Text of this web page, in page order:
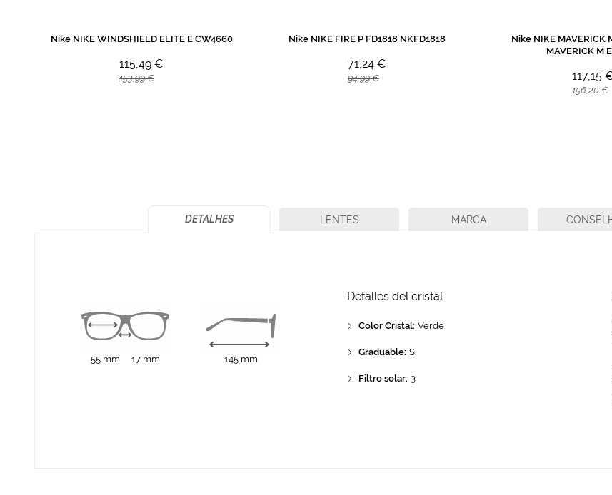
Nike NIKE WINDSHIELD ELITE E CW4660
115,49 €
153,99 €
Nike NIKE FIRE P FD1818 NKFD1818
71,24 €
94,99 €
Nike NIKE MAVERICK
MAVERICK M
117,15
156,20 €
DETALHES
55 mm 17 mm 145 mm
Detalles del cristal
Color Cristal: Verde
Graduable: Si
Filtro solar: 3
LENTES MARCA